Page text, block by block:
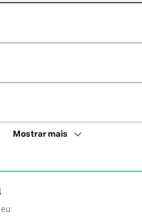
Mostrar mais